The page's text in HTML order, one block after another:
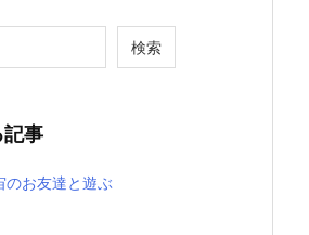
検索
事
のお友達と遊ぶ